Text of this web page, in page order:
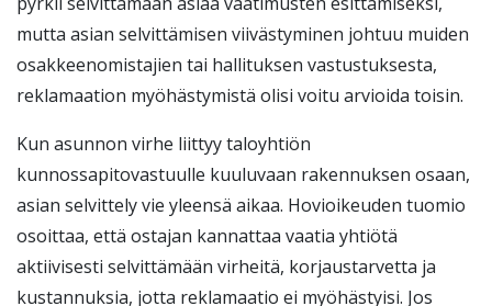
mutta asian selvittämisen viivästyminen johtuu muiden
osakkeenomistajien tai hallituksen vastustuksesta,
reklamaation myöhästymistä olisi voitu arvioida toisin.
Kun asunnon virhe liittyy taloyhtiön
kunnossapitovastuulle kuuluvaan rakennuksen osaan,
asian selvittely vie yleensä aikaa. Hovioikeuden tuomio
osoittaa, että ostajan kannattaa vaatia yhtiötä
aktiivisesti selvittämään virheitä, korjaustarvetta ja
kustannuksia, jotta reklamaatio ei myöhästyisi. Jos